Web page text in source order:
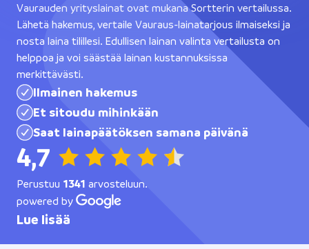
Vaurauden yrityslainat ovat mukana Sortterin vertailussa.
Lähetä hakemus, vertaile Vauraus-lainatarjous ilmaiseksi ja
nosta laina tilillesi. Edullisen lainan valinta vertailusta on
helppoa ja voi säästää lainan kustannuksissa
merkittävästi.
Ilmainen hakemus
Et sitoudu mihinkään
Saat lainapäätöksen samana päivänä
4,7
Perustuu 1341 arvosteluun.
powered by
Lue lisää